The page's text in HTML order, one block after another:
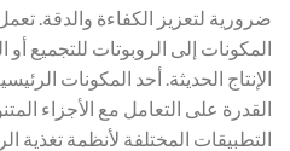
ضرورية لتعزيز الكفاءة والدقة.
المكونات إلى الروبوتات للتجميع
الإنتاج الحديثة. أحد المكونات
القدرة على التعامل مع الأجزاء
التطبيقات المختلفة لأنظمة تغذية